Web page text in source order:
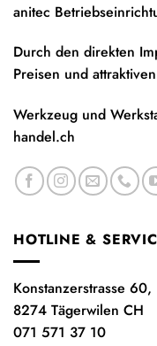
anitec
Durch den direkten
Preisen und
Werkzeug und
handel.ch
HOTLINE &
Konstanzerstrasse 60,
8274 Tägerwilen CH
071 571 37 10